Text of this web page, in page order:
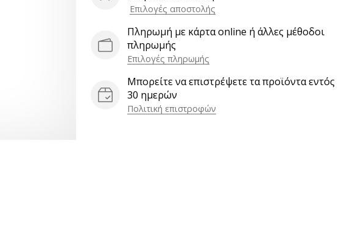
Επιλογές αποστολής
Πληρωμή με κάρτα online ή άλλες μέθοδοι
πληρωμής
Επιλογές πληρωμής
Μπορείτε να επιστρέψετε τα προϊόντα εντός
30 ημερών
Πολιτική επιστροφών